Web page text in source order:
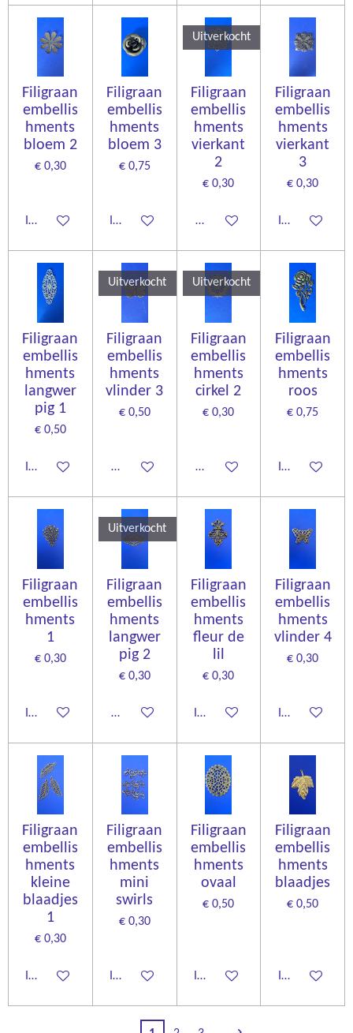
Filigraan
embellis
hments
bloem 2
€ 0,30
In winkelwagen
Filigraan
embellis
hments
bloem 3
€ 0,75
In winkelwagen
Uitverkocht
Filigraan
embellis
hments
vierkant
2
€ 0,30
Houd mij op de hoogte
Filigraan
embellis
hments
vierkant
3
€ 0,30
In
Filigraan
embellis
hments
langwer
pig 1
€ 0,50
In winkelwagen
Uitverkocht
Filigraan
embellis
hments
vlinder 3
€ 0,50
Houd mij op de hoogte
Uitverkocht
Filigraan
embellis
hments
cirkel 2
€ 0,30
Houd mij op de hoogte
Filigraan
embellis
hments
roos
€ 0,75
In
Filigraan
embellis
hments
1
€ 0,30
In winkelwagen
Uitverkocht
Filigraan
embellis
hments
langwer
pig 2
€ 0,30
Houd mij op de hoogte
Filigraan
embellis
hments
fleur de
lil
€ 0,30
In winkelwagen
Filigraan
embellis
hments
vlinder 4
€ 0,30
In
Filigraan
embellis
hments
kleine
blaadjes
1
€ 0,30
In winkelwagen
Filigraan
embellis
hments
mini
swirls
€ 0,30
In winkelwagen
Filigraan
embellis
hments
ovaal
€ 0,50
In winkelwagen
Filigraan
embellis
hments
blaadjes
€ 0,50
In